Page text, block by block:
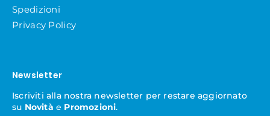
Spedizioni
Privacy Policy
Newsletter
Iscriviti alla nostra newsletter per restare aggiornato
su Novità e Promozioni.